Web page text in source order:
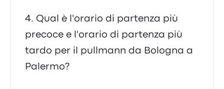
Qual è l'orario di partenza più
precoce e l'orario di partenza più
tardo per il pullmann da Bologna a
Palermo?